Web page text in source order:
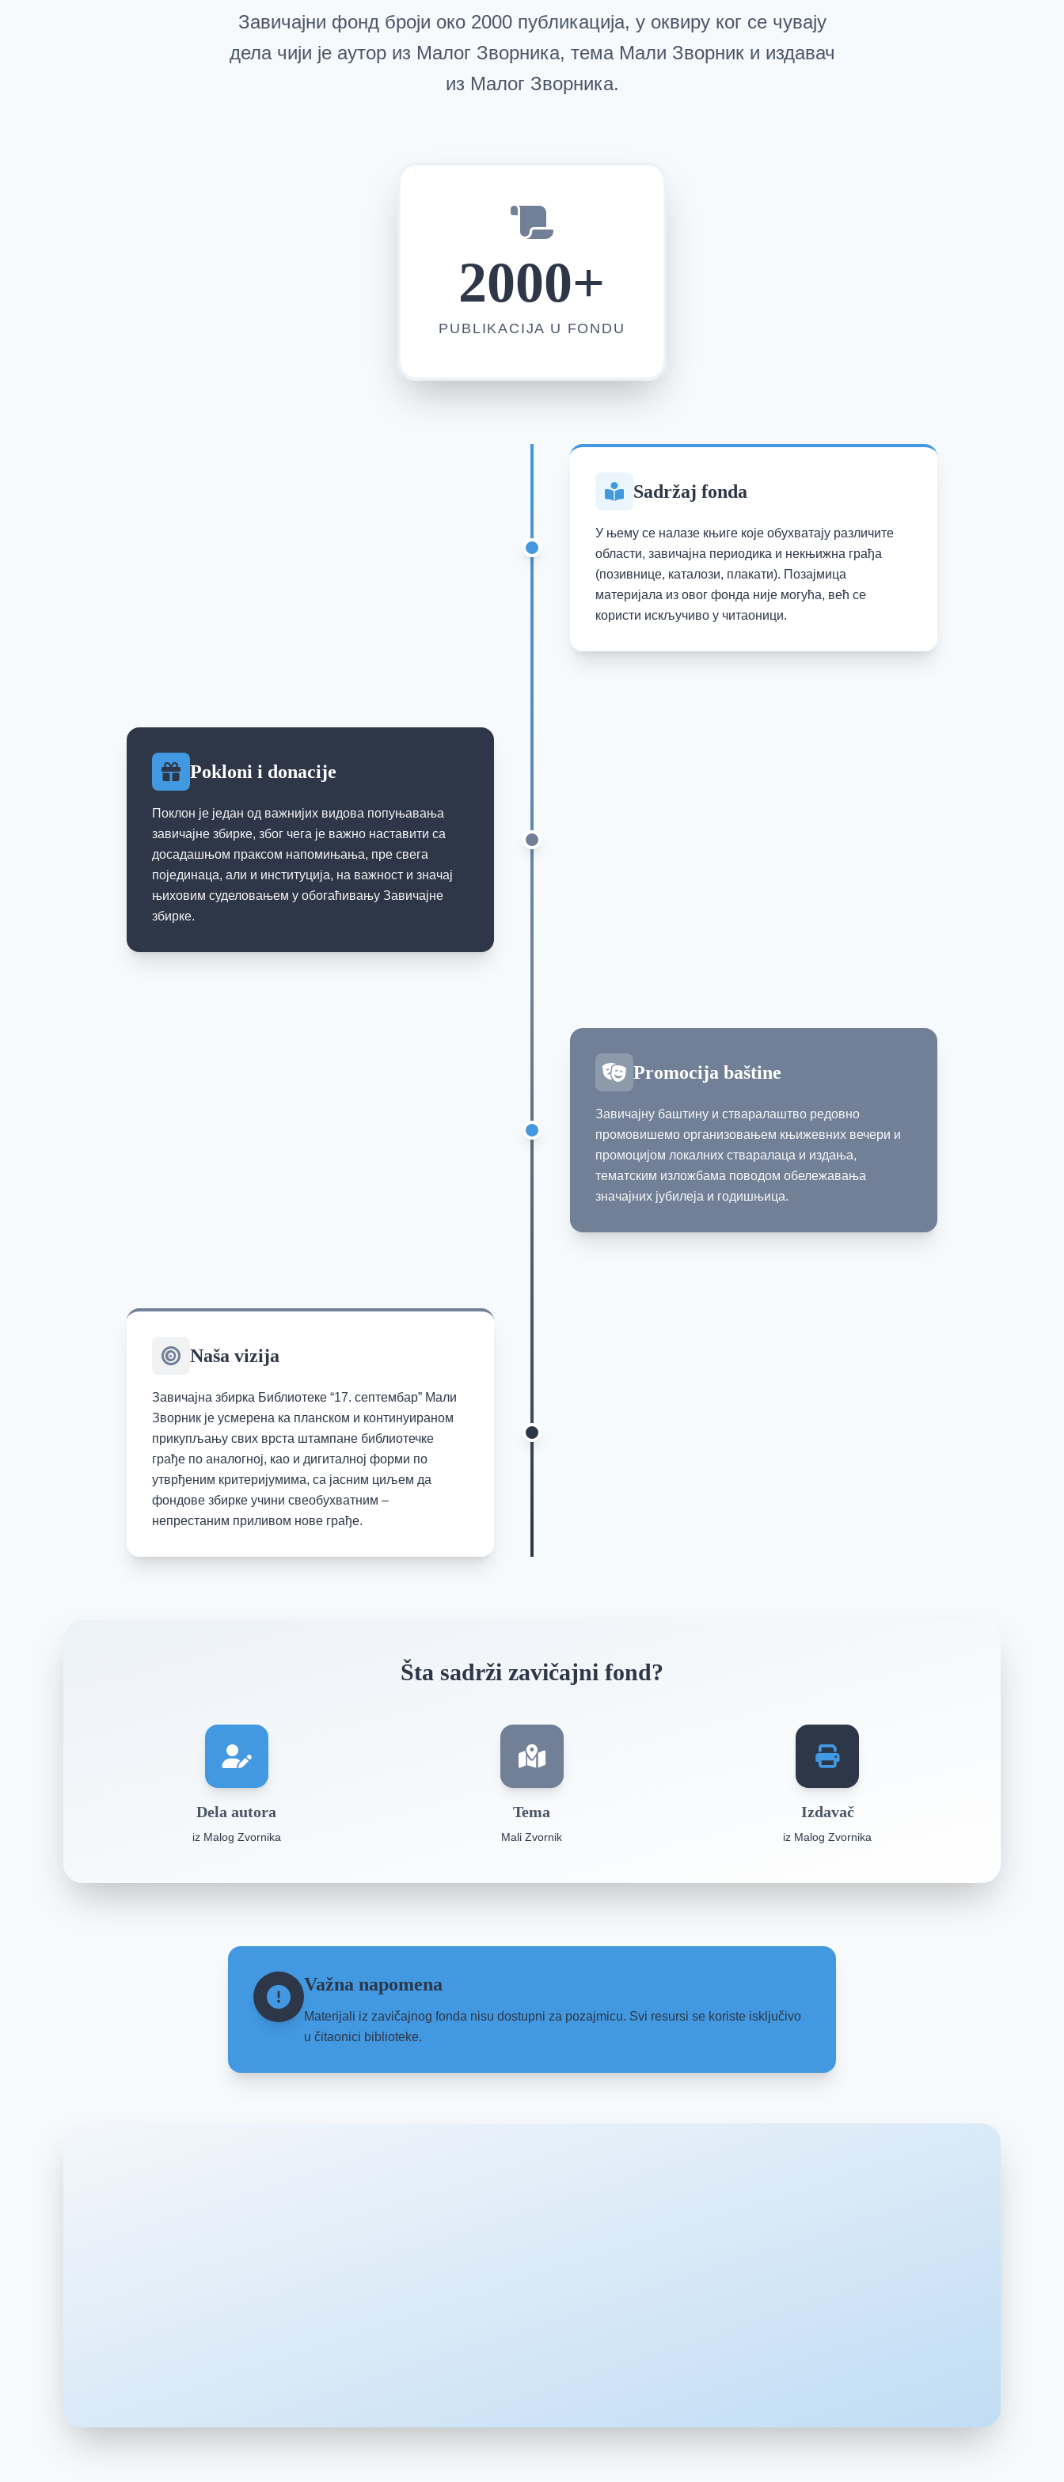
Завичајни фонд броји око 2000 публикација, у оквиру ког се чувају
дела чији је аутор из Малог Зворника, тема Мали Зворник и издавач
из Малог Зворника.
2000+
PUBLIKACIJA U FONDU
Sadržaj fonda
У њему се налазе књиге које обухватају различите
области, завичајна периодика и некњижна грађа
(позивнице, каталози, плакати). Позајмица
материјала из овог фонда није могућа, већ се
користи искључиво у читаоници.
Pokloni i donacije
Поклон је један од важнијих видова попуњавања
завичајне збирке, због чега је важно наставити са
досадашњом праксом напомињања, пре свега
појединаца, али и институција, на важност и значај
њиховим суделовањем у обогаћивању Завичајне
збирке.
Promocija baštine
Завичајну баштину и стваралаштво редовно
промовишемо организовањем књижевних вечери и
промоцијом локалних стваралаца и издања,
тематским изложбама поводом обележавања
значајних јубилеја и годишњица.
Naša vizija
Завичајна збирка Библиотеке “17. септембар” Мали
Зворник је усмерена ка планском и континуираном
прикупљању свих врста штампане библиотечке
грађе по аналогној, као и дигиталној форми по
утврђеним критеријумима, са јасним циљем да
фондове збирке учини свеобухватним –
непрестаним приливом нове грађе.
Šta sadrži zavičajni fond?
Dela autora
iz Malog Zvornika
Tema
Mali Zvornik
Izdavač
iz Malog Zvornika
Važna napomena
Materijali iz zavičajnog fonda nisu dostupni za pozajmicu. Svi resursi se koriste isključivo
u čitaonici biblioteke.